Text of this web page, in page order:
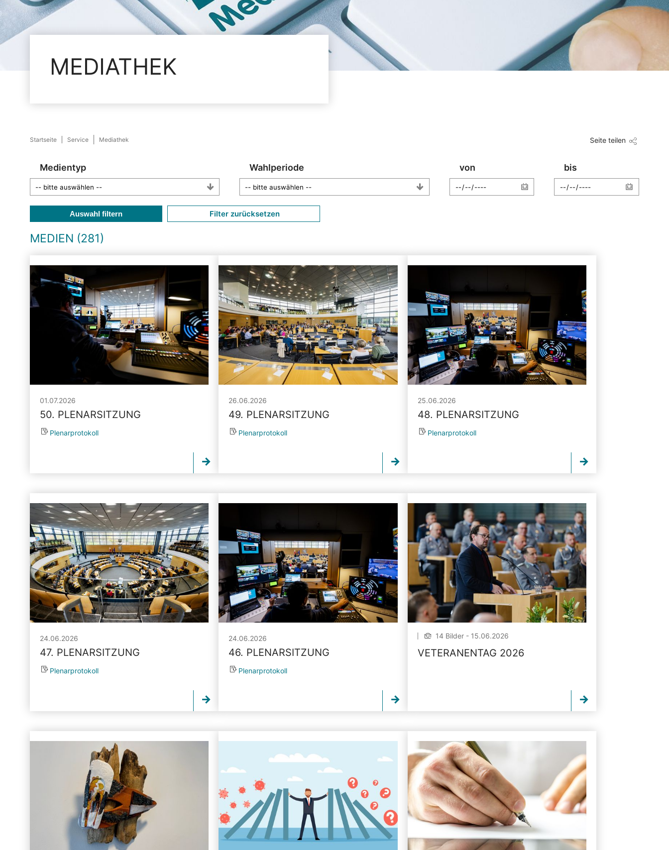
MEDIATHEK
Startseite Service Mediathek Seite teilen
Medientyp Wahlperiode von bis
Auswahl filtern Filter zurücksetzen
MEDIEN (281)
01.07.2026
50. PLENARSITZUNG
Plenarprotokoll
26.06.2026
49. PLENARSITZUNG
Plenarprotokoll
25.06.2026
48. PLENARSITZUNG
Plenarprotokoll
24.06.2026
47. PLENARSITZUNG
Plenarprotokoll
24.06.2026
46. PLENARSITZUNG
Plenarprotokoll
14 Bilder - 15.06.2026
VETERANENTAG 2026